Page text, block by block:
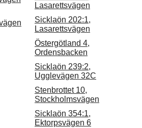
Lasarettsvägen
Sicklaön 202:1,
Lasarettsvägen
Östergötland 4,
Ordensbacken
Sicklaön 239:2,
Ugglevägen 32C
Stenbrottet 10,
Stockholmsvägen
Sicklaön 354:1,
Ektorpsvägen 6